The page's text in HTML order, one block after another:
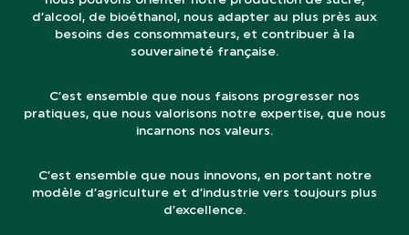
d’alcool, de bioéthanol, nous adapter au plus près aux
besoins des consommateurs, et contribuer à la
souveraineté française.
C’est ensemble que nous faisons progresser nos
pratiques, que nous valorisons notre expertise, que nous
incarnons nos valeurs.
C’est ensemble que nous innovons, en portant notre
modèle d’agriculture et d’industrie vers toujours plus
d’excellence.